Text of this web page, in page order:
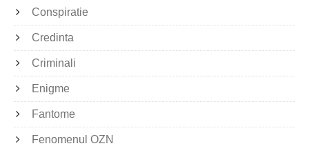
Conspiratie
Credinta
Criminali
Enigme
Fantome
Fenomenul OZN